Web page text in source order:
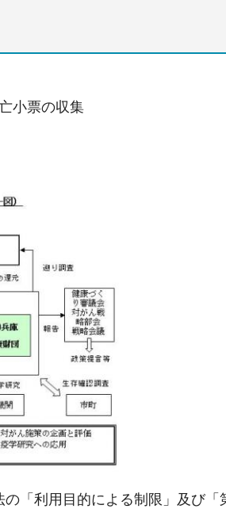
小票の収集
「利用目的による制限」及び